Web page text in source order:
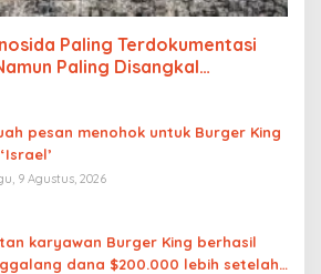
Paling Terdokumentasi
Paling Disangkal
pesan menohok untuk Burger King
9 Agustus, 2026
karyawan Burger King berhasil
dana $200.000 lebih setelah